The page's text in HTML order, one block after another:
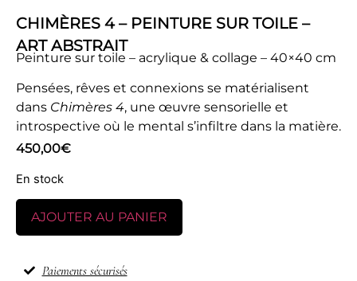
CHIMÈRES 4 – PEINTURE SUR TOILE –
ART ABSTRAIT
Peinture sur toile – acrylique & collage – 40×40 cm
Pensées, rêves et connexions se matérialisent
dans Chimères 4, une œuvre sensorielle et
introspective où le mental s’infiltre dans la matière.
450,00€
En stock
AJOUTER AU PANIER
Paiements sécurisés